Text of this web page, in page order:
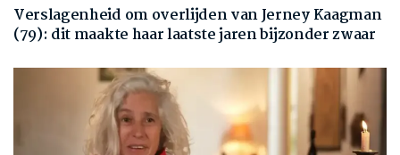
Verslagenheid om overlijden van Jerney Kaagman
(79): dit maakte haar laatste jaren bijzonder zwaar